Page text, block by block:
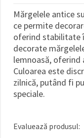
Mărgelele antice
ce permite
oferind stabilitate
decorate
lemnoasă,
Culoarea este
zilnică, putând fi
speciale.
Evaluează produsul: